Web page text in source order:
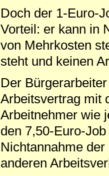
Doch der 1-Euro-
Vorteil: er kann in
von Mehrkosten
steht und keinen
Der
Arbeitsvertrag mit
Arbeitnehmer wie
den 7,50-Euro-
Nichtannahme
anderen